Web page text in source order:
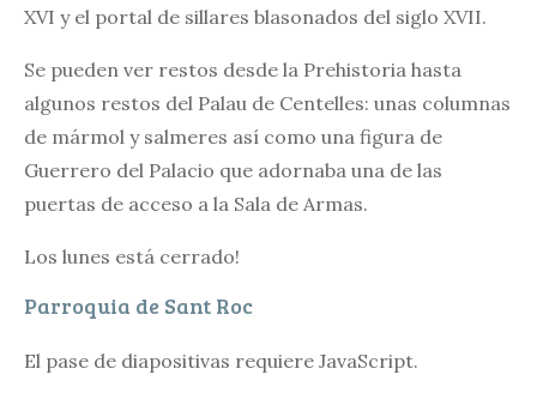
XVI y el portal de sillares blasonados del siglo XVII.
Se pueden ver restos desde la Prehistoria hasta
algunos restos del Palau de Centelles: unas columnas
de mármol y salmeres así como una figura de
Guerrero del Palacio que adornaba una de las
puertas de acceso a la Sala de Armas.
Los lunes está cerrado!
Parroquia de Sant Roc
El pase de diapositivas requiere JavaScript.